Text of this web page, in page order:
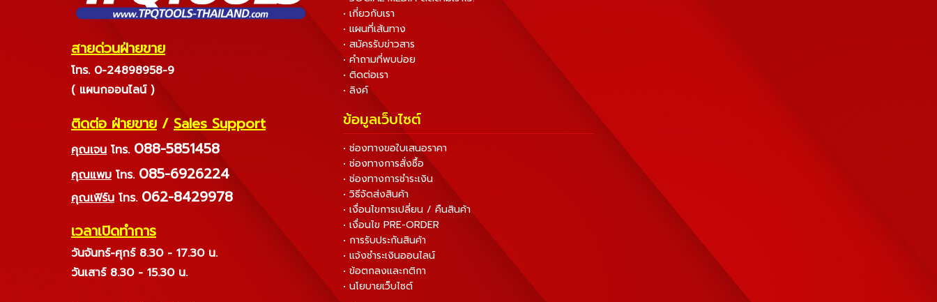
สายด่วนฝ่ายขาย
โทร. 0-24898958-9
( แผนกออนไลน์ )
ติดต่อ ฝ่ายขาย / Sales Support
คุณเจน โทร. 088-5851458
คุณแพม โทร. 085-6926224
คุณเฟิร์น โทร. 062-8429978
เวลาเปิดทำการ
วันจันทร์-ศุกร์ 8.30 - 17.30 น.
วันเสาร์ 8.30 - 15.30 น.
• เกี่ยวกับเรา
• แผนที่เส้นทาง
• สมัครรับข่าวสาร
• คำถามที่พบบ่อย
• ติดต่อเรา
• ลิงค์
ข้อมูลเว็บไซต์
• ช่องทางขอใบเสนอราคา
• ช่องทางการสั่งซื้อ
• ช่องทางการชำระเงิน
• วิธีจัดส่งสินค้า
• เงื่อนไขการเปลี่ยน / คืนสินค้า
• เงื่อนไข PRE-ORDER
• การรับประกันสินค้า
• แจ้งชำระเงินออนไลน์
• ข้อตกลงและกติกา
• นโยบายเว็บไซต์